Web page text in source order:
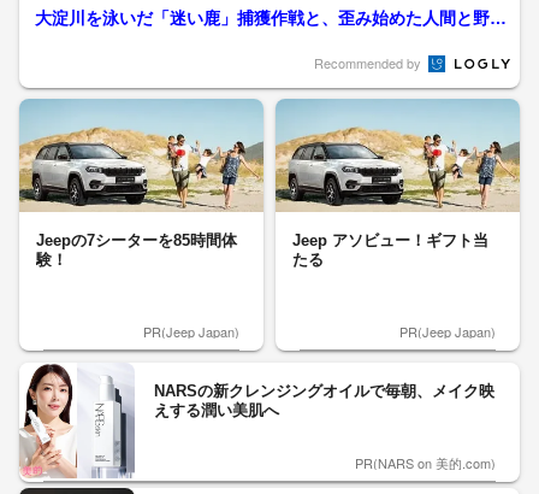
ベルタ…不況に挑んだ小売...
大淀川を泳いだ「迷い鹿」捕獲作戦と、歪み始めた人間と野生
Recommended by
Jeepの7シーターを85時間体
験！
PR(Jeep Japan)
Jeep アソビュー！ギフト当
たる
PR(Jeep Japan)
NARSの新クレンジングオイルで毎朝、メイク映
えする潤い美肌へ
PR(NARS on 美的.com)